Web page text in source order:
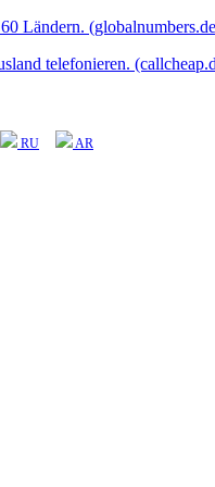
Ländern.
telefonieren.
RU AR